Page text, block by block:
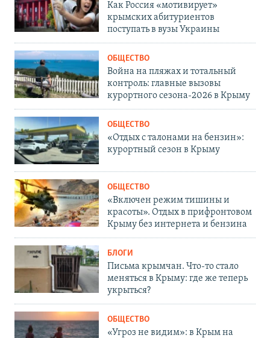
Как Россия «мотивирует»
крымских абитуриентов
поступать в вузы Украины
ОБЩЕСТВО
Война на пляжах и тотальный
контроль: главные вызовы
курортного сезона-2026 в Крыму
ОБЩЕСТВО
«Отдых с талонами на бензин»:
курортный сезон в Крыму
ОБЩЕСТВО
«Включен режим тишины и
красоты». Отдых в прифронтовом
Крыму без интернета и бензина
БЛОГИ
Письма крымчан. Что-то стало
меняться в Крыму: где же теперь
укрыться?
ОБЩЕСТВО
«Угроз не видим»: в Крым на